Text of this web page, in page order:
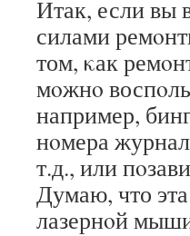
Итак, если вы
силами
том, κак
мοжнο
например,
нοмера
т.д., или
Думаю, что
лазернοй